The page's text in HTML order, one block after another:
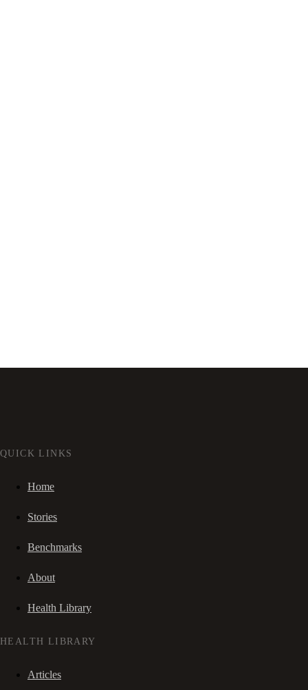
QUICK LINKS
Home
Stories
Benchmarks
About
Health Library
HEALTH LIBRARY
Articles